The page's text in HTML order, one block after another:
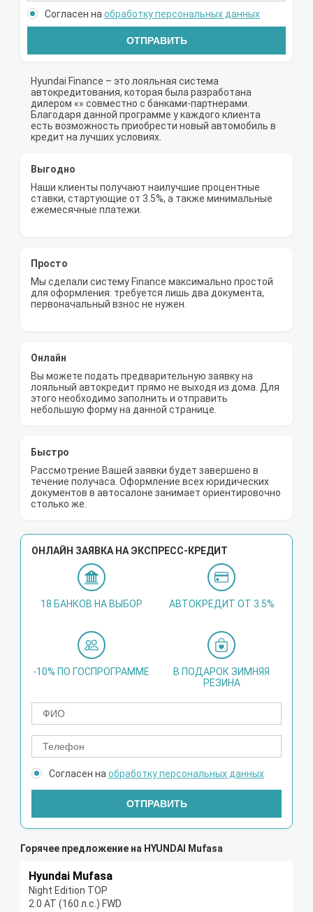
Согласен на обработку персональных данных
ОТПРАВИТЬ
Hyundai Finance – это лояльная система
автокредитования, которая была разработана
дилером «» совместно с банками-партнерами.
Благодаря данной программе у каждого клиента
есть возможность приобрести новый автомобиль в
кредит на лучших условиях.
Выгодно
Наши клиенты получают наилучшие процентные
ставки, стартующие от 3.5%, а также минимальные
ежемесячные платежи.
Просто
Мы сделали систему Finance максимально простой
для оформления: требуется лишь два документа,
первоначальный взнос не нужен.
Онлайн
Вы можете подать предварительную заявку на
лояльный автокредит прямо не выходя из дома. Для
этого необходимо заполнить и отправить
небольшую форму на данной странице.
Быстро
Рассмотрение Вашей заявки будет завершено в
течение получаса. Оформление всех юридических
документов в автосалоне занимает ориентировочно
столько же.
ОНЛАЙН ЗАЯВКА НА ЭКСПРЕСС-КРЕДИТ
18 БАНКОВ НА ВЫБОР АВТОКРЕДИТ ОТ 3.5%
-10% ПО ГОСПРОГРАММЕ
В ПОДАРОК ЗИМНЯЯ
РЕЗИНА
Согласен на обработку персональных данных
ОТПРАВИТЬ
Горячее предложение на HYUNDAI Mufasa
Hyundai Mufasa
Night Edition TOP
2.0 AT (160 л.с.) FWD